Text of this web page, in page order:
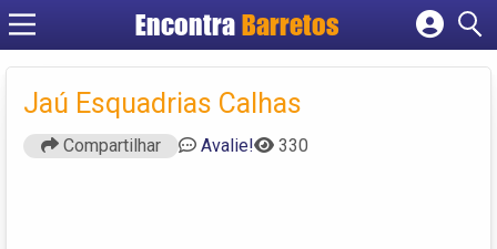
Encontra Barretos
Cadastrar empresa
Criar conta
Jaú Esquadrias Calhas
Compartilhar Avalie! 330